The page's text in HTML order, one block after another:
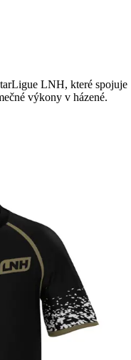
LNH, které spojuje
výkony v házené.